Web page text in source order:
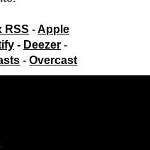
RSS -Apple
- Deezer-
-Overcast